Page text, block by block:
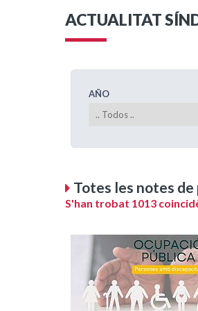
ACTUALITAT
AÑO
Totes les notes
S'han trobat 1013